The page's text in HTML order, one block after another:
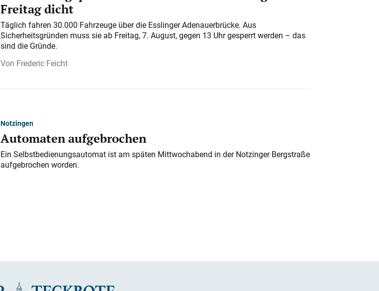
Freitag dicht
Täglich fahren 30.000 Fahrzeuge über die Esslinger Adenauerbrücke. Aus
Sicherheitsgründen muss sie ab Freitag, 7. August, gegen 13 Uhr gesperrt werden – das
sind die Gründe.
Frederic Feicht
Notzingen
Automaten aufgebrochen
Ein Selbstbedienungsautomat ist am späten Mittwochabend in der Notzinger Bergstraße
aufgebrochen worden.